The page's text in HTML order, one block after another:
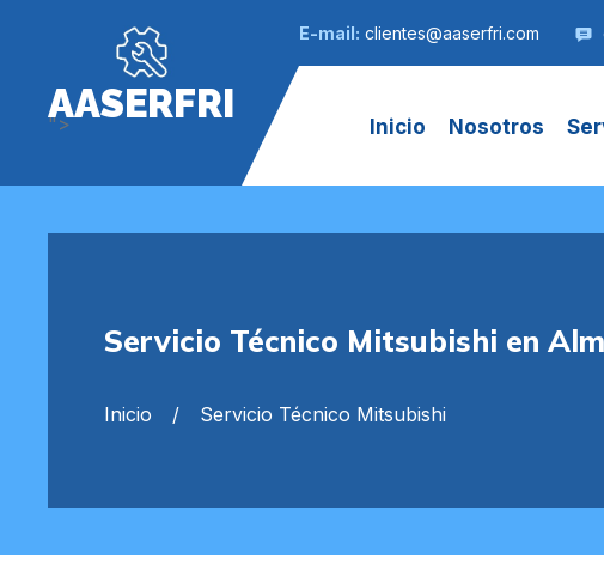
E-mail: clientes@aaserfri.com
AASERFRI
"> Inicio Nosotros
Servicio Técnico Mitsubishi en
Inicio Servicio Técnico Mitsubishi